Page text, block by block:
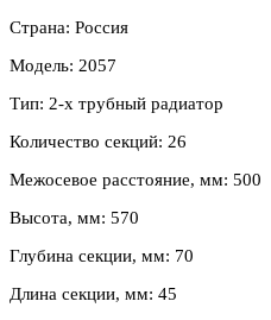
Страна: Россия
Модель: 2057
Тип: 2-х трубный радиатор
Количество секций: 26
Межосевое расстояние, мм: 500
Высота, мм: 570
Глубина секции, мм: 70
Длина секции, мм: 45